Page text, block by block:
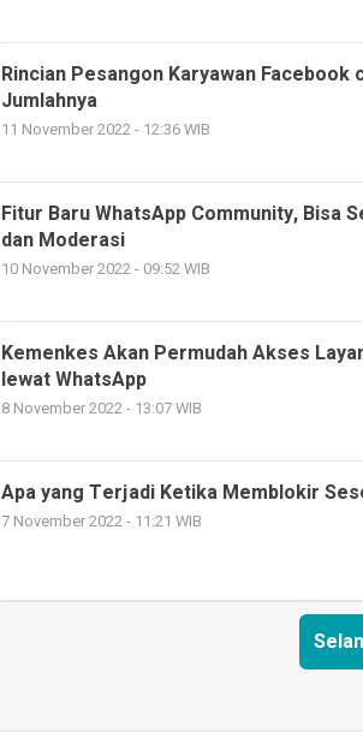
Rincian Pesangon Karyawan Facebook
Jumlahnya
11 November 2022 - 12:36 WIB
Fitur Baru WhatsApp Community, Bisa
dan Moderasi
10 November 2022 - 09:52 WIB
Kemenkes Akan Permudah Akses
lewat WhatsApp
8 November 2022 - 13:07 WIB
Apa yang Terjadi Ketika Memblokir
7 November 2022 - 11:21 WIB